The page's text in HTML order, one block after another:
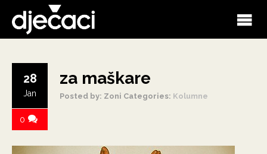
za maškare
Posted by: Zoni Categories: Kolumne
28
Jan
0